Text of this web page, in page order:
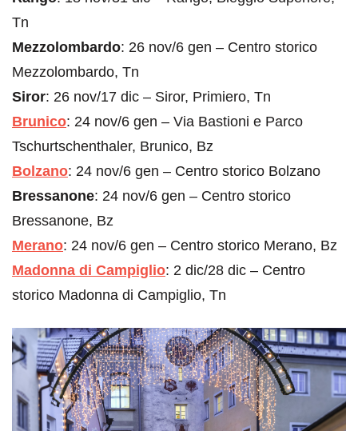
Tn
Mezzolombardo: 26 nov/6 gen – Centro storico
Mezzolombardo, Tn
Siror: 26 nov/17 dic – Siror, Primiero, Tn
Brunico: 24 nov/6 gen – Via Bastioni e Parco
Tschurtschenthaler, Brunico, Bz
Bolzano: 24 nov/6 gen – Centro storico Bolzano
Bressanone: 24 nov/6 gen – Centro storico
Bressanone, Bz
Merano: 24 nov/6 gen – Centro storico Merano, Bz
Madonna di Campiglio: 2 dic/28 dic – Centro
storico Madonna di Campiglio, Tn